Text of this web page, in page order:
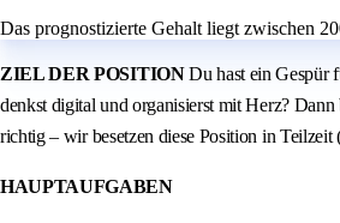
Das prognostizierte Gehalt liegt zwischen
ZIEL DER POSITIONDu hast ein Gespür
denkst digital und organisierst mit Herz? Dann
richtig – wir besetzen diese Position in Teilzeit
HAUPTAUFGABEN